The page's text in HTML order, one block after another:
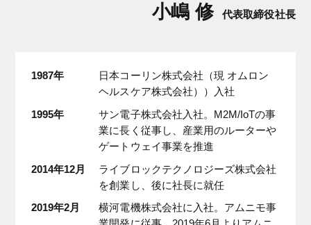
小嶋 修 代表取締役社長
1987年
日本コーリン株式会社（現 オムロン
ヘルスケア株式会社））入社
1995年
サン電子株式会社入社。M2M/IoTの事
業に長く従事し、産業用のルーターや
ゲートウェイ事業を推進
2014年12月
ライブロックテクノロジーズ株式会社
を創業し、後に社長に就任
2019年2月
横河電機株式会社に入社。アムニモ事